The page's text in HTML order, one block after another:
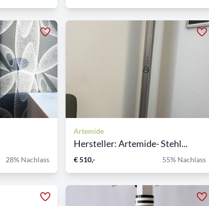
28% Nachlass
Artemide
Hersteller: Artemide- Stehl...
€ 510,- 55% Nachlass